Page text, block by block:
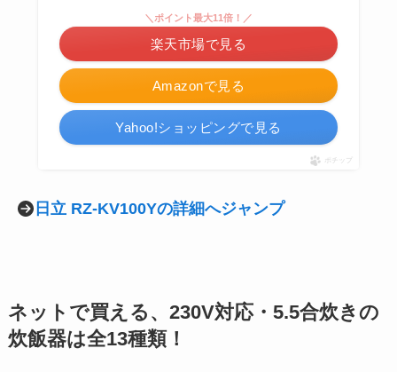
Amazonで見る
＼ポイント最大11倍！／
楽天市場で見る
Yahoo!ショッピングで見る
ポチップ
日立 RZ-KV100Yの詳細へジャンプ
ネットで買える、230V対応・ 5.5合炊き の
炊飯器は全13種類！